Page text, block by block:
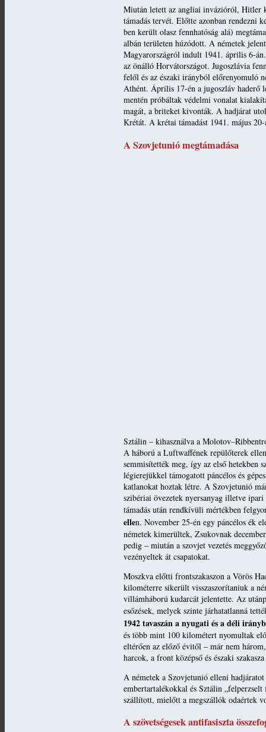
Miután letett az angliai invázióról, Hitler
támadás tervét. Előtte azonban rendezni
ben került olasz fennhatóság alá)
albán területen húzódott. A németek
Magyarországról indult 1941. április 6-
az önálló Horvátországot. Jugoszlávia
felől és az északi irányból előrenyomuló
Athént. Április 17-én a jugoszláv haderő
mentén próbáltak védelmi vonalat
magát, a briteket kivonták. A hadjárat
Krétát. A krétai támadást 1941. május
A Szovjetunió megtámadása
Sztálin – kihasználva a
A háború a Luftwaffének repülőterek
semmisítették meg, így az első hetekben
légierejükkel támogatott páncélos és
katlanokat hoztak létre. A Szovjetunió
szibériai övezetek nyersanyag illetve
támadás után rendkívüli mértékben
ellen. November 25-én egy páncélos ék
németek kimerültek, Zsukovnak
pedig – miután a szovjet vezetés
vezényeltek át csapatokat.
Moszkva előtti frontszakaszon a Vörös
kilométerre sikerült visszaszorítaniuk a
villámháború kudarcát jelentette. Az
esőzések, melyek szinte járhatatlanná
1942 tavaszán a nyugati és a déli
és több mint 100 kilométert nyomultak
eltérően az előző évitől – már nem
harcok, a front középső és északi
A németek a Szovjetunió elleni
embertartalékokkal és Sztálin
szállított, mielőtt a megszállók odaértek
A szövetségesek antifasiszta